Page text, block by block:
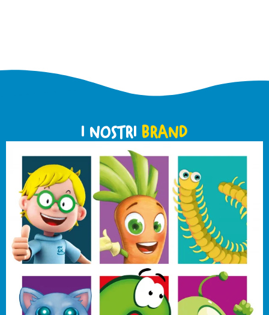
I NOSTRI BRAND